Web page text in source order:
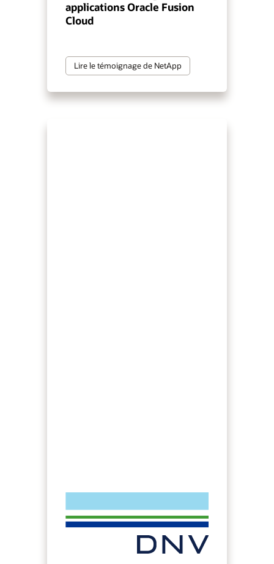
applications Oracle Fusion
Cloud
Lire le témoignage de NetApp